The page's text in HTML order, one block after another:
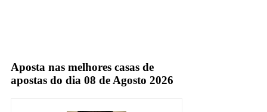
Aposta nas melhores casas de
apostas do dia 08 de Agosto 2026